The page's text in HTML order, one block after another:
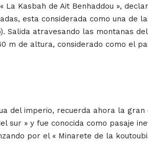
La Kasbah de Ait Benhaddou »,
esta considerada como una
Salida atravesando las montanas
m de altura, considerado como el
del imperio, recuerda ahora la
sur » y fue conocida como pasaje
por el « Minarete de la